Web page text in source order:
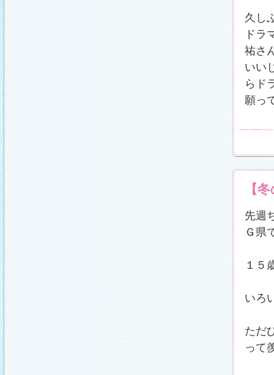
久し
ドラ
祐さ
いい
らド
願っ
【
先週
Ｇ県
１５
いろ
ただ
って